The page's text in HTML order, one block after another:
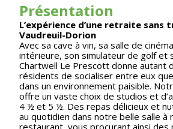
Présentation
L’expérience d’une retraite sans
Vaudreuil-Dorion
Avec sa cave à vin, sa salle de
intérieure, son simulateur de golf et
Chartwell Le Prescott donne autant
résidents de socialiser entre eux
dans un environnement paisible.
offre un vaste choix de studios et
4 ½ et 5 ½. Des repas délicieux et
au quotidien dans notre belle salle à
restaurant, vous procurant ainsi